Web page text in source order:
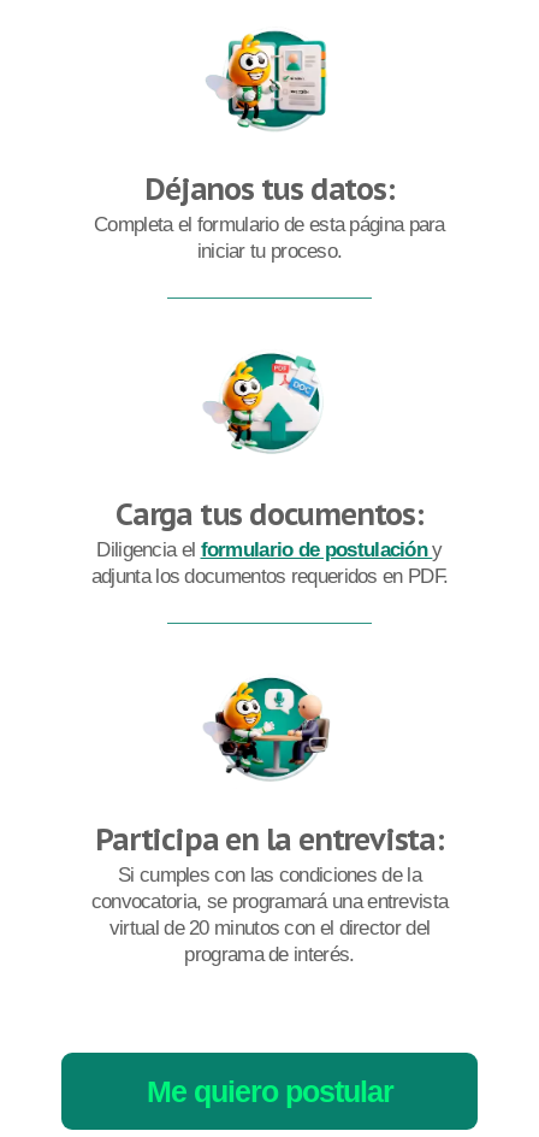
Déjanos tus datos:
Completa el formulario de esta página para
iniciar tu proceso.
Carga tus documentos:
Diligencia el formulario de postulacióny
adjunta los documentos requeridos en PDF.
Participa en la entrevista:
Si cumples con las condiciones de la
convocatoria, se programará una entrevista
virtual de 20 minutos con el director del
programa de interés.
Me quiero postular